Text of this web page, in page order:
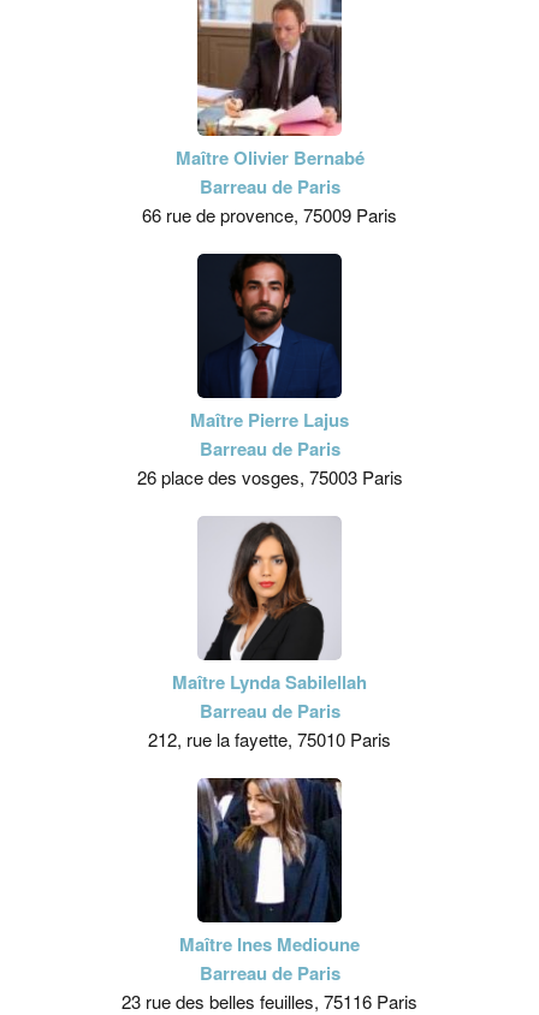
Maître Olivier Bernabé
Barreau de Paris
66 rue de provence, 75009 Paris
Maître Pierre Lajus
Barreau de Paris
26 place des vosges, 75003 Paris
Maître Lynda Sabilellah
Barreau de Paris
212, rue la fayette, 75010 Paris
Maître Ines Medioune
Barreau de Paris
23 rue des belles feuilles, 75116 Paris